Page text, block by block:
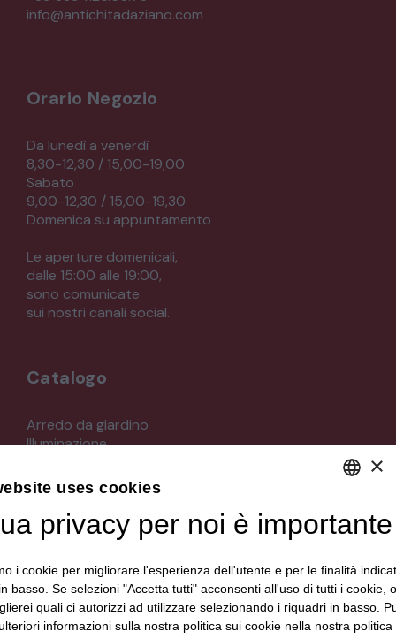
info@antichitadaziano.com
Orario Negozio
Da lunedì a venerdì
8,30-12,30 / 15,00-19,00
Sabato
9,00-12,30 / 15,00-19,30
Domenica su appuntamento
Le aperture domenicali,
dalle 15:00 alle 19:00,
sono comunicate
sui nostri canali social.
Catalogo
Arredo da giardino
Illuminazione
Mobili
Oggettistica
Orologeria
Quadri stampe
Strumenti musicali e accessori
Tappeti e tessuti
Veicoli d'epoca
DEFAULT LANGUAGE
ITALIAN
×
uses cookies
privacy per noi è importante
i cookie per migliorare l'esperienza dell'utente e per le finalità
basso. Se selezioni "Accetta tutti" acconsenti all'uso di tutti i cookie,
quali ci autorizzi ad utilizzare selezionando i riquadri in basso.
informazioni sulla nostra politica sui cookie nella nostra politica